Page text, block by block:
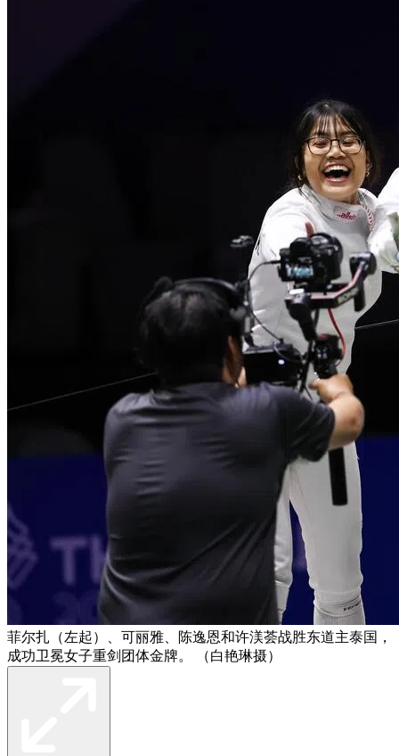
菲尔扎（左起）、可丽雅、陈逸恩和许渼荟战胜东道主泰国，
成功卫冕女子重剑团体金牌。 （白艳琳摄）